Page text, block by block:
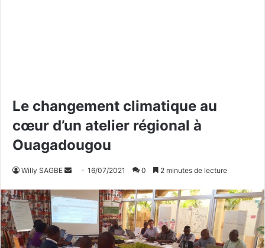
Le changement climatique au
cœur d’un atelier régional à
Ouagadougou
Willy SAGBE
v
y
e
16/07/2021 0 2 minutes de lecture